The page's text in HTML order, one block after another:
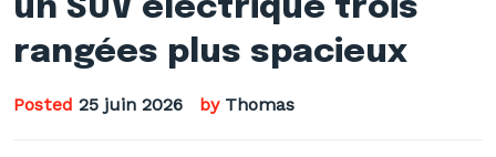
un SUV électrique trois
rangées plus spacieux
Posted 25 juin 2026 by Thomas